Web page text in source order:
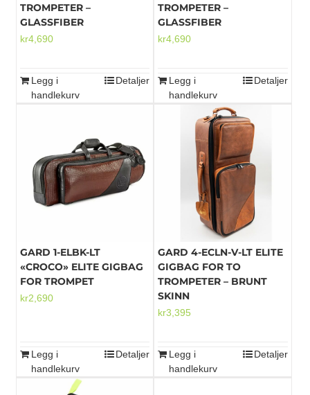
TROMPETER –
GLASSFIBER
kr4,690
Legg i
handlekurv
Detaljer
TROMPETER –
GLASSFIBER
kr4,690
Legg i
handlekurv
Detaljer
GARD 1-ELBK-LT
«CROCO» ELITE GIGBAG
FOR TROMPET
kr2,690
Legg i
handlekurv
Detaljer
GARD 4-ECLN-V-LT ELITE
GIGBAG FOR TO
TROMPETER – BRUNT
SKINN
kr3,395
Legg i
handlekurv
Detaljer